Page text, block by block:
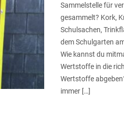
Sammelstelle für
gesammelt? Kork,
Schulsachen,
dem Schulgarten
Wie kannst du
Wertstoffe in die
Wertstoffe
immer […]